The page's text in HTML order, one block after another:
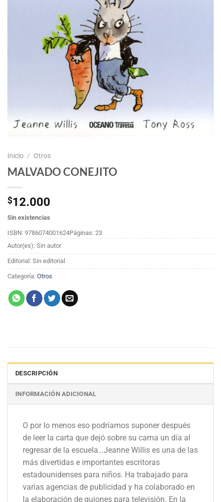
Inicio / Otros
MALVADO CONEJITO
$12.000
Sin existencias
ISBN: 9786074001624Páginas: 23
Autor(es): Sin autor
Editorial: Sin editorial
Categoría: Otros
DESCRIPCIÓN
INFORMACIÓN ADICIONAL
O por lo menos eso podríamos suponer después
de leer la carta que dejó sobre su cama un día al
regresar de la escuela…Jeanne Willis es una de las
más divertidas e importantes escritoras
estadounidenses para niños. Ha trabajado para
varias agencias de publicidad y ha colaborado en
la elaboración de guiones para televisión. En la